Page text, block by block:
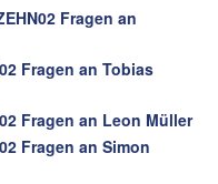
Fragen an
Fragen an Tobias
Fragen an Leon Müller
Fragen an Simon